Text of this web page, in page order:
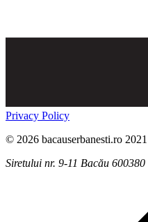
Privacy Policy
© 2026 bacauserbanesti.ro 2021
Siretului nr. 9-11 Bacău 600380